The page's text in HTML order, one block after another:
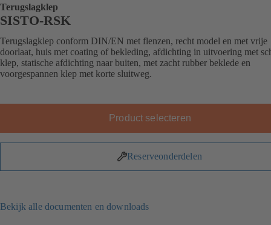
Terugslagklep
SISTO-RSK
Terugslagklep conform DIN/EN met flenzen, recht model en met vrije
doorlaat, huis met coating of bekleding, afdichting in uitvoering met
klep, statische afdichting naar buiten, met zacht rubber beklede en
voorgespannen klep met korte sluitweg.
Product selecteren
Reserveonderdelen
Bekijk alle documenten en downloads